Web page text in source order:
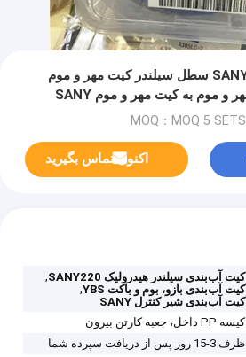
SANY220 210 YBS Boom سطل سیلندر کیت مهر و موم
شیر کنترل مرکز کیت مهر و موم به کیت مهر و موم SANY
MOQ：MOQ 5 SETS
اکنون تماس بگیرید
کیت آب‌بندی سیلندر هیدرولیک SANY220
,
کیت آب‌بندی بازو، بوم و باکت YBS
,
کیت آب‌بندی شیر کنترل SANY
کیسه PP داخل، جعبه کارتن بیرون
ظرف 3-15 روز پس از دریافت سپرده شما